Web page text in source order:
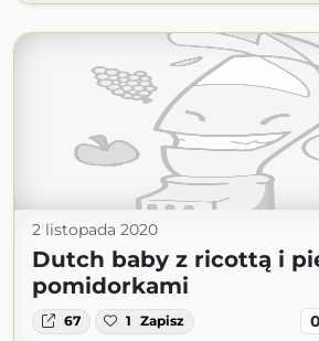
2 listopada 2020
Dutch baby z ricottą i
pomidorkami
67 1 Zapisz 0